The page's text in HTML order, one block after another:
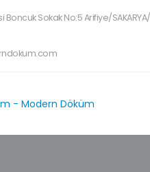
Sokak No:5 Arifiye/SAKARYA/